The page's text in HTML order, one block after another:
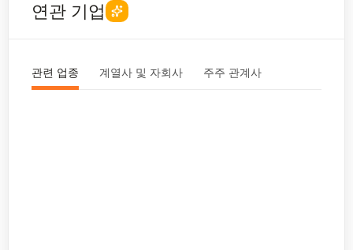
연관 기업
관련 업종 계열사 및 자회사 주주 관계사